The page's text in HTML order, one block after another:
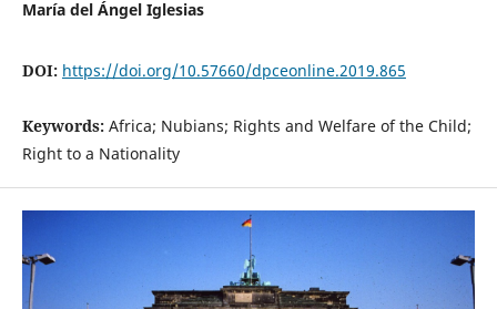
María del Ángel Iglesias
DOI: https://doi.org/10.57660/dpceonline.2019.865
Keywords: Africa; Nubians; Rights and Welfare of the Child;
Right to a Nationality